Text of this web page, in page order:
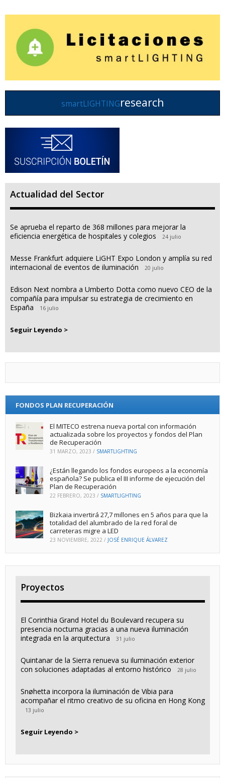
smartLIGHTINGresearch
Actualidad del Sector
Se aprueba el reparto de 368 millones para mejorar la
eficiencia energética de hospitales y colegios
24 julio
Messe Frankfurt adquiere LiGHT Expo London y amplía su red
internacional de eventos de iluminación
20 julio
Edison Next nombra a Umberto Dotta como nuevo CEO de la
compañía para impulsar su estrategia de crecimiento en
España
16 julio
Seguir Leyendo >
FONDOS PLAN RECUPERACIÓN
El MITECO estrena nueva portal con información
actualizada sobre los proyectos y fondos del Plan
de Recuperación
31 MARZO, 2023 / SMARTLIGHTING
¿Están llegando los fondos europeos a la economía
española? Se publica el III informe de ejecución del
Plan de Recuperación
22 FEBRERO, 2023 / SMARTLIGHTING
Bizkaia invertirá 27,7 millones en 5 años para que la
totalidad del alumbrado de la red foral de
carreteras migre a LED
23 NOVIEMBRE, 2022 / JOSÉ ENRIQUE ÁLVAREZ
Proyectos
El Corinthia Grand Hotel du Boulevard recupera su
presencia nocturna gracias a una nueva iluminación
integrada en la arquitectura
31 julio
Quintanar de la Sierra renueva su iluminación exterior
con soluciones adaptadas al entorno histórico
28 julio
Snøhetta incorpora la iluminación de Vibia para
acompañar el ritmo creativo de su oficina en Hong Kong
13 julio
Seguir Leyendo >